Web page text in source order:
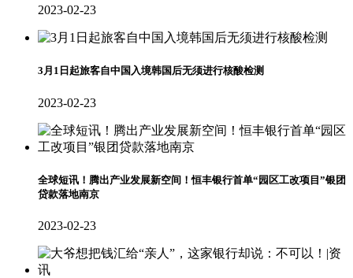
2023-02-23
3月1日起旅客自中国入境韩国后无须进行核酸检测
2023-02-23
全球短讯！腾出产业发展新空间！恒丰银行首单“园区工改项目”银团
贷款落地南京
2023-02-23